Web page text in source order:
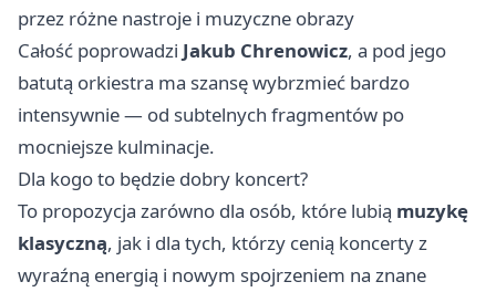
przez różne nastroje i muzyczne obrazy
Całość poprowadzi Jakub Chrenowicz, a pod jego
batutą orkiestra ma szansę wybrzmieć bardzo
intensywnie — od subtelnych fragmentów po
mocniejsze kulminacje.
Dla kogo to będzie dobry koncert?
To propozycja zarówno dla osób, które lubią muzykę
klasyczną, jak i dla tych, którzy cenią koncerty z
wyraźną energią i nowym spojrzeniem na znane